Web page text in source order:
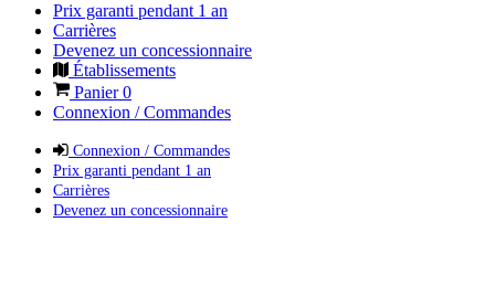
Prix garanti pendant 1 an
Carrières
Devenez un concessionnaire
Établissements
Panier0
Connexion / Commandes
Connexion / Commandes
Prix garanti pendant 1 an
Carrières
Devenez un concessionnaire